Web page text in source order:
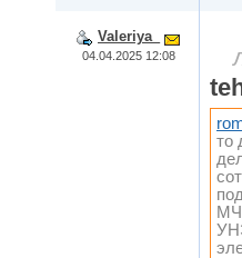
Valeriya_
04.04.2025 12:08
то